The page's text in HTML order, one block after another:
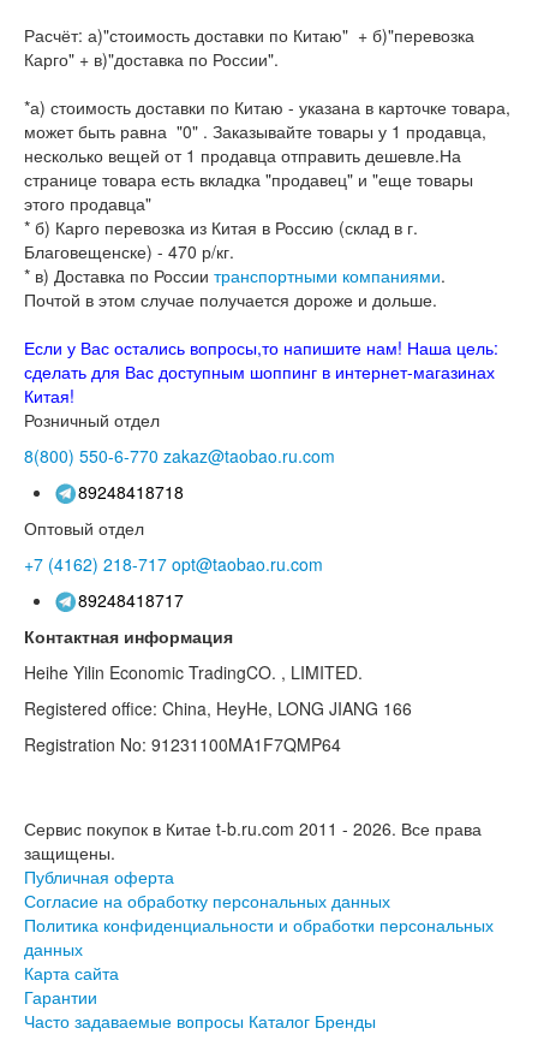
Расчёт: а)"стоимость доставки по Китаю" + б)"перевозка
Карго" + в)"доставка по России".
*а) стоимость доставки по Китаю - указана в карточке товара,
может быть равна "0" . Заказывайте товары у 1 продавца,
несколько вещей от 1 продавца отправить дешевле.На
странице товара есть вкладка "продавец" и "еще товары
этого продавца"
* б) Карго перевозка из Китая в Россию (склад в г.
Благовещенске) - 470 р/кг.
* в) Доставка по России транспортными компаниями.
Почтой в этом случае получается дороже и дольше.
Если у Вас остались вопросы,то напишите нам! Наша цель:
сделать для Вас доступным шоппинг в интернет-магазинах
Китая!
Розничный отдел
8(800) 550-6-770 zakaz@taobao.ru.com
89248418718
Оптовый отдел
+7 (4162) 218-717 opt@taobao.ru.com
89248418717
Контактная информация
Heihe Yilin Economic TradingCO. , LIMITED.
Registered office: China, HeyHe, LONG JIANG 166
Registration No: 91231100MA1F7QMP64
Сервис покупок в Китае t-b.ru.com 2011 - 2026. Все права
защищены.
Публичная оферта
Согласие на обработку персональных данных
Политика конфиденциальности и обработки персональных
данных
Карта сайта
Гарантии
Часто задаваемые вопросы Каталог Бренды